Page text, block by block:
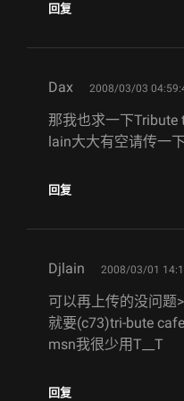
回复
Dax says:
2008/03/03
那我也求一下Tribute
lain大大有空请传一
回复
Djlain says:
2008/03/01
可以再上传的没问题
就要(c73)tri-bute
msn我很少用T__T
回复